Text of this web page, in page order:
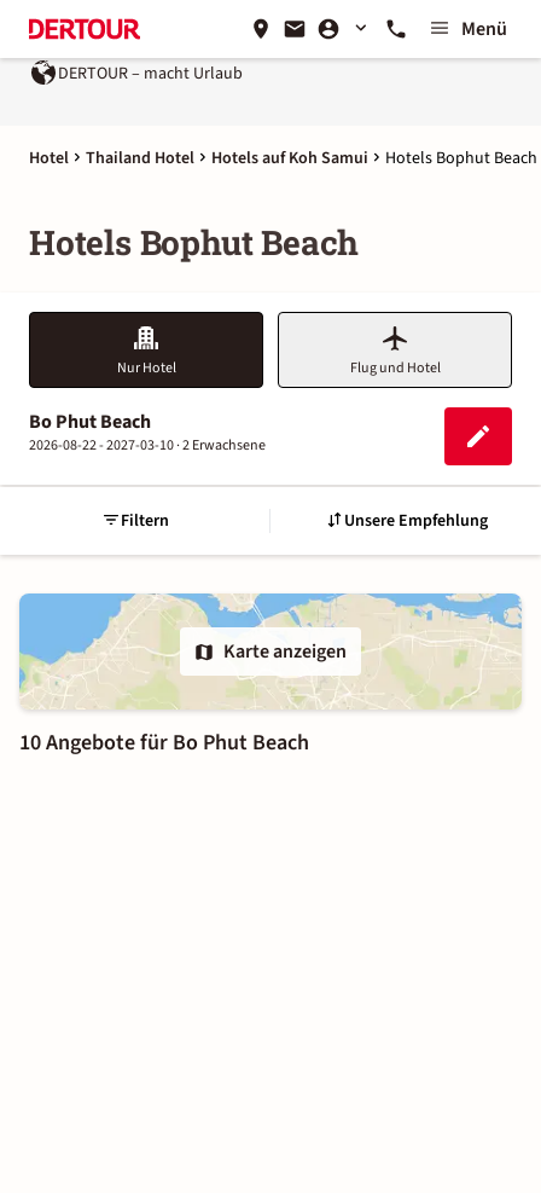
Menü
DERTOUR – macht Urlaub
Hotel Thailand Hotel Hotels auf Koh Samui Hotels Bophut Beach
Hotels Bophut Beach
Nur Hotel Flug und Hotel
Bo Phut Beach
2026-08-22 - 2027-03-10 ·2 Erwachsene
Filtern Unsere Empfehlung
Karte anzeigen
10 Angebote für Bo Phut Beach